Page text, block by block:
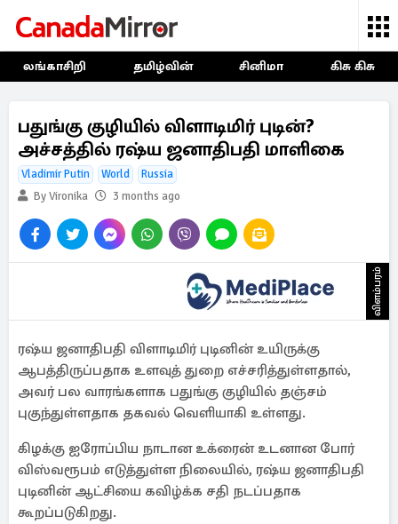
லங்காசிறி தமிழ்வின் சினிமா கிசு கிசு
பதுங்கு குழியில் விளாடிமிர் புடின்?
அச்சத்தில் ரஷ்ய ஜனாதிபதி மாளிகை
Vladimir Putin World
Russia
By Vironika
3 months ago
விளம்பரம்
ரஷ்ய ஜனாதிபதி விளாடிமிர் புடினின் உயிருக்கு
ஆபத்திருப்பதாக உளவுத் துறை எச்சரித்துள்ளதால்,
அவர் பல வாரங்களாக பதுங்கு குழியில் தஞ்சம்
புகுந்துள்ளதாக தகவல் வெளியாகி உள்ளது.
கிழக்கு ஐரோப்பிய நாடான உக்ரைன் உடனான போர்
விஸ்வரூபம் எடுத்துள்ள நிலையில், ரஷ்ய ஜனாதிபதி
புடினின் ஆட்சியை கவிழ்க்க சதி நடப்பதாக
கூறப்படுகிறது.